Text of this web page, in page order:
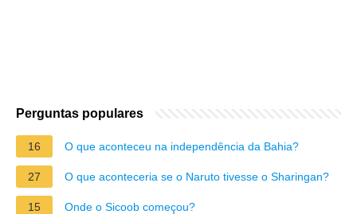
Perguntas populares
16 O que aconteceu na independência da Bahia?
27 O que aconteceria se o Naruto tivesse o Sharingan?
15 Onde o Sicoob começou?